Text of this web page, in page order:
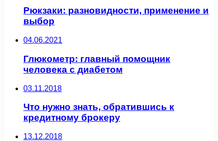
Рюкзаки: разновидности, применение и
выбор
04.06.2021
Глюкометр: главный помощник
человека с диабетом
03.11.2018
Что нужно знать, обратившись к
кредитному брокеру
13.12.2018